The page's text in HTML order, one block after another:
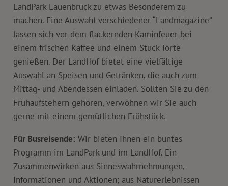
LandPark Lauenbrück zu etwas Besonderem zu
machen. Eine Auswahl verschiedener “Landmagazine”
lassen sich vor dem flackernden Kaminfeuer bei
einem frischen Kaffee und einem Stück Torte
genießen. Der LandHof bietet eine vielfältige
Auswahl an Speisen und Getränken, die auch zum
Mittag- und Abendessen einladen. Sollten Sie zu den
Frühaufstehern gehören, verwöhnen wir Sie auch
gerne mit einem gemütlichen Frühstück.
Für Busreisende: Wir bieten Ihnen ein buntes
Programm im LandPark und im LandHof. Ein
Zusammenwirken aus Sinneswahrnehmungen,
Informationen und Aktionen; aus Naturerlebnissen